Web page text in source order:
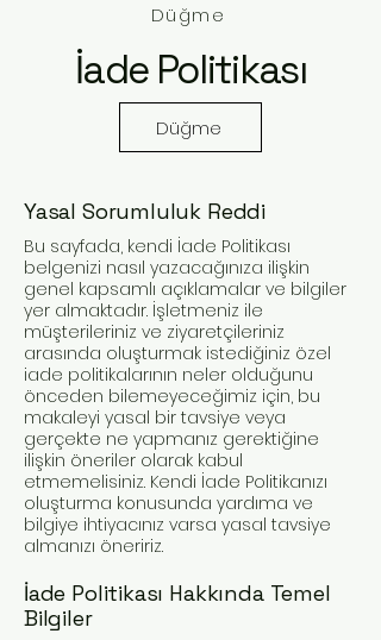
Düğme
İade Politikası
Düğme
Yasal Sorumluluk Reddi
Bu sayfada, kendi İade Politikası
belgenizi nasıl yazacağınıza ilişkin
genel kapsamlı açıklamalar ve bilgiler
yer almaktadır. İşletmeniz ile
müşterileriniz ve ziyaretçileriniz
arasında oluşturmak istediğiniz özel
iade politikalarının neler olduğunu
önceden bilemeyeceğimiz için, bu
makaleyi yasal bir tavsiye veya
gerçekte ne yapmanız gerektiğine
ilişkin öneriler olarak kabul
etmemelisiniz. Kendi İade Politikanızı
oluşturma konusunda yardıma ve
bilgiye ihtiyacınız varsa yasal tavsiye
almanızı öneririz.
İade Politikası Hakkında Temel
Bilgiler